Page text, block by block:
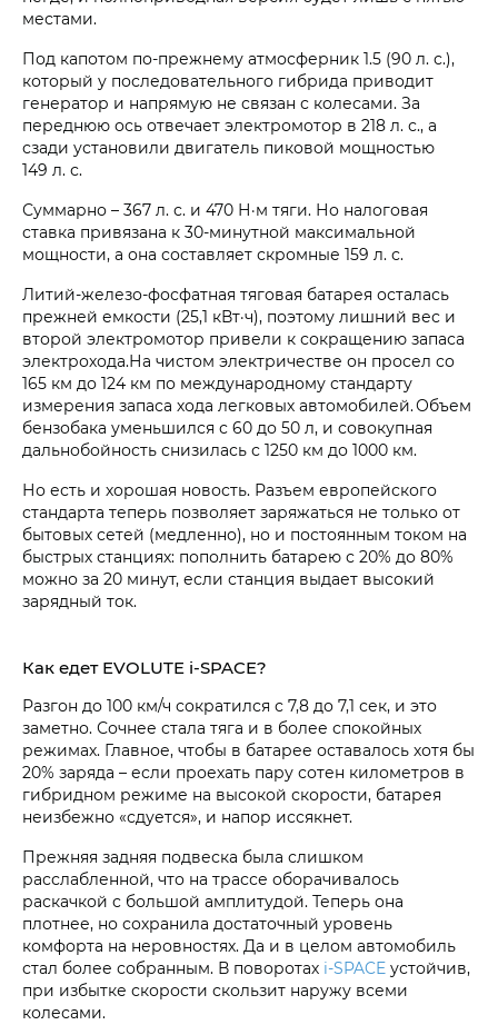
местами.
Под капотом по-прежнему атмосферник 1.5 (90 л. с.),
который у последовательного гибрида приводит
генератор и напрямую не связан с колесами. За
переднюю ось отвечает электромотор в 218 л. с., а
сзади установили двигатель пиковой мощностью
149 л. с.
Суммарно – 367 л. с. и 470 Н·м тяги. Но налоговая
ставка привязана к 30‑минутной максимальной
мощности, а она составляет скромные 159 л. с.
Литий-железо-фосфатная тяговая батарея осталась
прежней емкости (25,1 кВт·ч), поэтому лишний вес и
второй электромотор привели к сокращению запаса
электрохода.На чистом электричестве он просел со
165 км до 124 км по международному стандарту
измерения запаса хода легковых автомобилей. Объем
бензобака уменьшился с 60 до 50 л, и совокупная
дальнобойность снизилась с 1250 км до 1000 км.
Но есть и хорошая новость. Разъем европейского
стандарта теперь позволяет заряжаться не только от
бытовых сетей (медленно), но и постоянным током на
быстрых станциях: пополнить батарею с 20% до 80%
можно за 20 минут, если станция выдает высокий
зарядный ток.
Как едет EVOLUTE i‑SPACE?
Разгон до 100 км/ч сократился с 7,8 до 7,1 сек, и это
заметно. Сочнее стала тяга и в более спокойных
режимах. Главное, чтобы в батарее оставалось хотя бы
20% заряда – если проехать пару сотен километров в
гибридном режиме на высокой скорости, батарея
неизбежно «сдуется», и напор иссякнет.
Прежняя задняя подвеска была слишком
расслабленной, что на трассе оборачивалось
раскачкой с большой амплитудой. Теперь она
плотнее, но сохранила достаточный уровень
комфорта на неровностях. Да и в целом автомобиль
стал более собранным. В поворотах i‑SPACE устойчив,
при избытке скорости скользит наружу всеми
колесами.